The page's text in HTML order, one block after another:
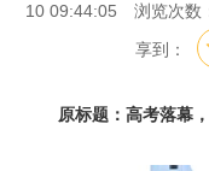
10 09:44:05
浏览次数
享到：
原标题：高考落幕，